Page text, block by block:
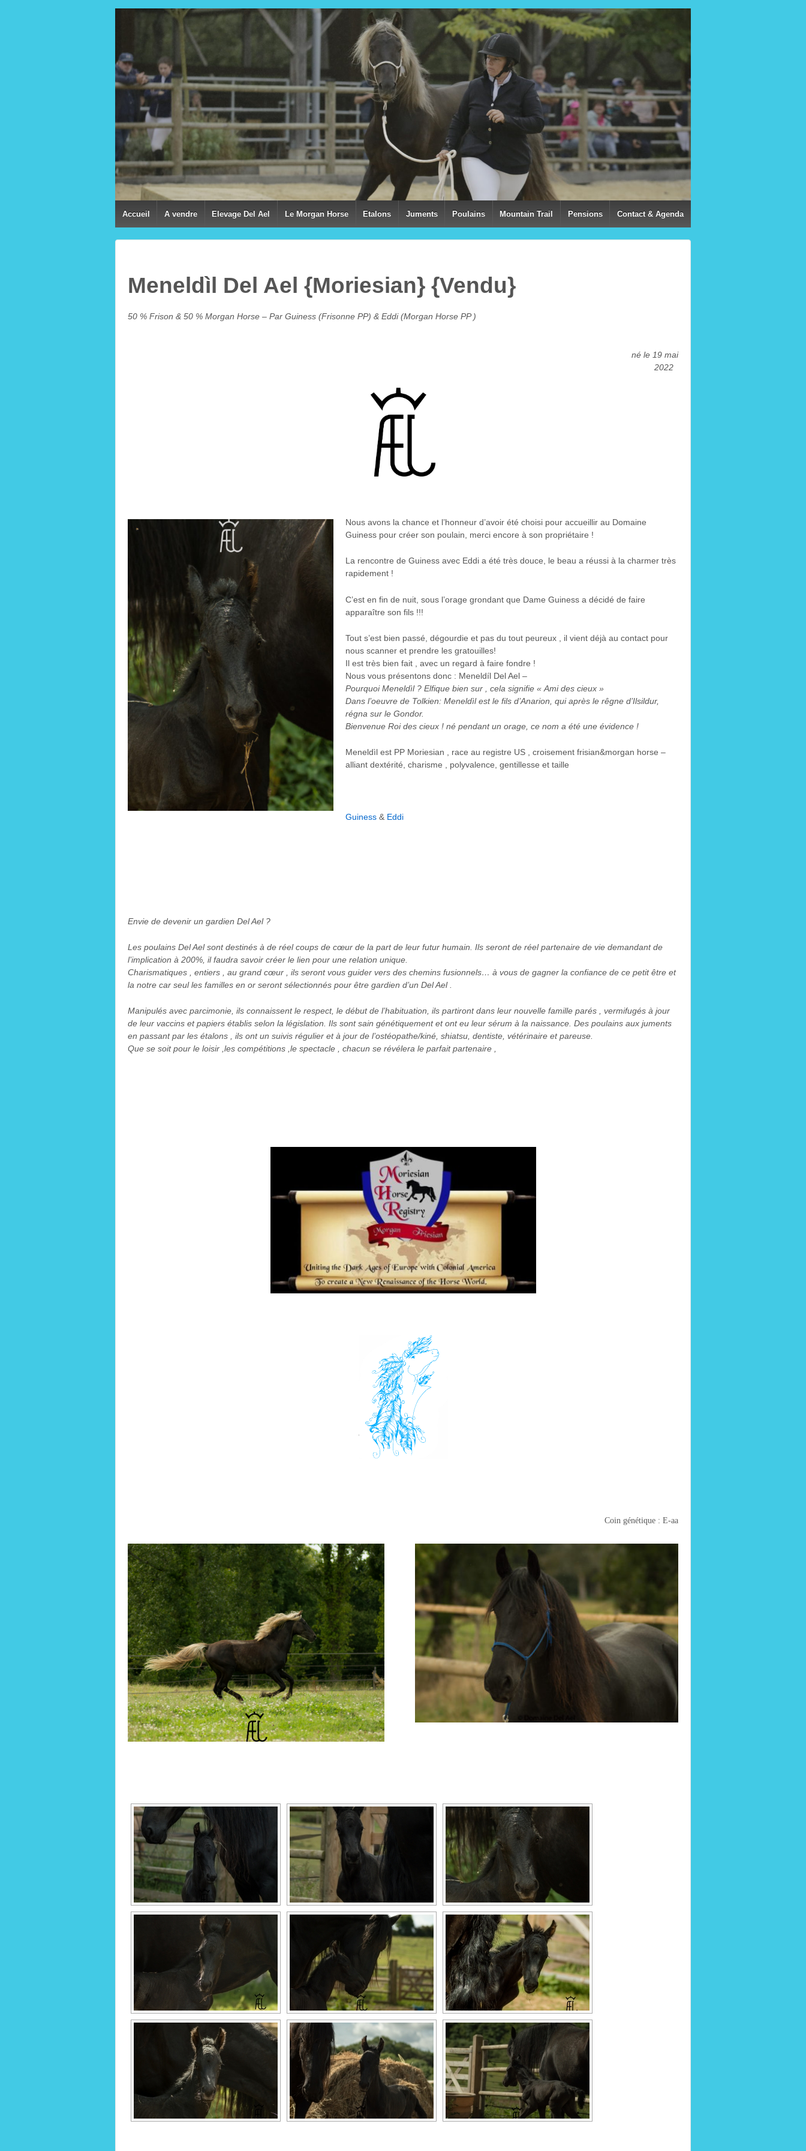
Accueil A vendre Elevage Del Ael Le Morgan Horse Etalons Juments Poulains Mountain Trail Pensions Contact & Agenda
Meneldìl Del Ael {Moriesian} {Vendu}
50 % Frison & 50 % Morgan Horse – Par Guiness (Frisonne PP) & Eddi (Morgan Horse PP )
né le 19 mai
2022
Nous avons la chance et l’honneur d’avoir été choisi pour accueillir au Domaine
Guiness pour créer son poulain, merci encore à son propriétaire !
La rencontre de Guiness avec Eddi a été très douce, le beau a réussi à la charmer très
rapidement !
C’est en fin de nuit, sous l’orage grondant que Dame Guiness a décidé de faire
apparaître son fils !!!
Tout s’est bien passé, dégourdie et pas du tout peureux , il vient déjà au contact pour
nous scanner et prendre les gratouilles!
Il est très bien fait , avec un regard à faire fondre !
Nous vous présentons donc : Meneldíl Del Ael –
Pourquoi Meneldìl ? Elfique bien sur , cela signifie « Ami des cieux »
Dans l’oeuvre de Tolkien: Meneldìl est le fils d’Anarion, qui après le rêgne d’Ilsildur,
régna sur le Gondor.
Bienvenue Roi des cieux ! né pendant un orage, ce nom a été une évidence !
Meneldìl est PP Moriesian , race au registre US , croisement frisian&morgan horse –
alliant dextérité, charisme , polyvalence, gentillesse et taille
Guiness & Eddi
Envie de devenir un gardien Del Ael ?
Les poulains Del Ael sont destinés à de réel coups de cœur de la part de leur futur humain. Ils seront de réel partenaire de vie demandant de
l’implication à 200%, il faudra savoir créer le lien pour une relation unique.
Charismatiques , entiers , au grand cœur , ils seront vous guider vers des chemins fusionnels… à vous de gagner la confiance de ce petit être et
la notre car seul les familles en or seront sélectionnés pour être gardien d’un Del Ael .
Manipulés avec parcimonie, ils connaissent le respect, le début de l’habituation, ils partiront dans leur nouvelle famille parés , vermifugés à jour
de leur vaccins et papiers établis selon la législation. Ils sont sain génétiquement et ont eu leur sérum à la naissance. Des poulains aux juments
en passant par les étalons , ils ont un suivis régulier et à jour de l’ostéopathe/kiné, shiatsu, dentiste, vétérinaire et pareuse.
Que se soit pour le loisir ,les compétitions ,le spectacle , chacun se révélera le parfait partenaire ,
Coin génétique : E-aa